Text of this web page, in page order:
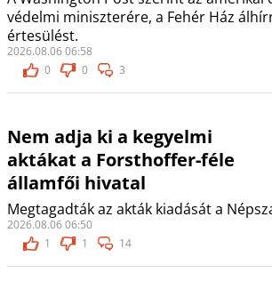
védelmi miniszterére, a Fehér Ház
értesülést.
2026.08.06 06:58
0
0 3
Nem adja ki a kegyelmi
aktákat a Forsthoffer-féle
államfői hivatal
Megtagadták az akták kiadását a
2026.08.06 06:50
1
1 14